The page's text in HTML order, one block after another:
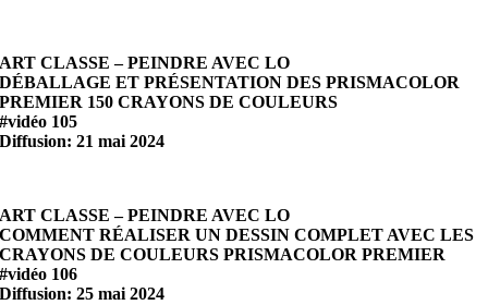
ART CLASSE – PEINDRE AVEC LO
DÉBALLAGE ET PRÉSENTATION DES PRISMACOLOR
PREMIER 150 CRAYONS DE COULEURS
#vidéo 105
Diffusion: 21 mai 2024
ART CLASSE – PEINDRE AVEC LO
COMMENT RÉALISER UN DESSIN COMPLET AVEC LES
CRAYONS DE COULEURS PRISMACOLOR PREMIER
#vidéo 106
Diffusion: 25 mai 2024